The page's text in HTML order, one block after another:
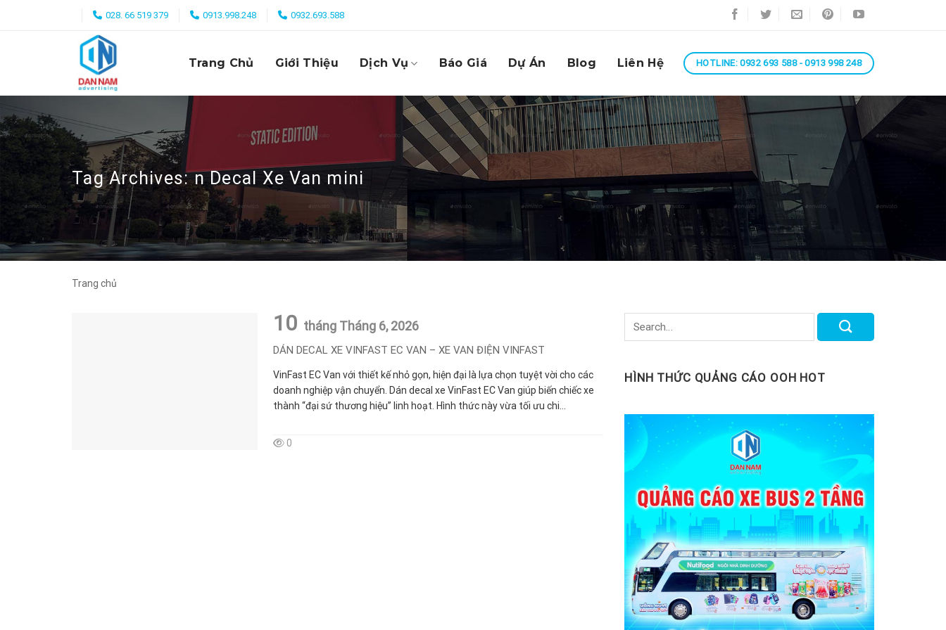
028. 66 519 379 0913.998.248 0932.693.588
Trang Chủ Giới Thiệu Dịch Vụ Báo Giá Dự Án Blog Liên Hệ HOTLINE: 0932 693 588 - 0913 998 248
Tag Archives:n Decal Xe Van mini
Trang chủ
10 tháng Tháng 6, 2026
DÁN DECAL XE VINFAST EC VAN – XE VAN ĐIỆN VINFAST
VinFast EC Van với thiết kế nhỏ gọn, hiện đại là lựa chọn tuyệt vời cho các
doanh nghiệp vận chuyển. Dán decal xe VinFast EC Van giúp biến chiếc xe
thành “đại sứ thương hiệu” linh hoạt. Hình thức này vừa tối ưu chi...
0
HÌNH THỨC QUẢNG CÁO OOH HOT